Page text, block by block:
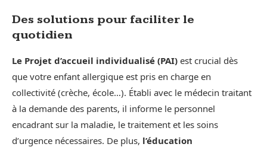
Des solutions pour faciliter le
quotidien
Le Projet d’accueil individualisé (PAI) est crucial dès
que votre enfant allergique est pris en charge en
collectivité (crèche, école…). Établi avec le médecin traitant
à la demande des parents, il informe le personnel
encadrant sur la maladie, le traitement et les soins
d’urgence nécessaires. De plus, l’éducation